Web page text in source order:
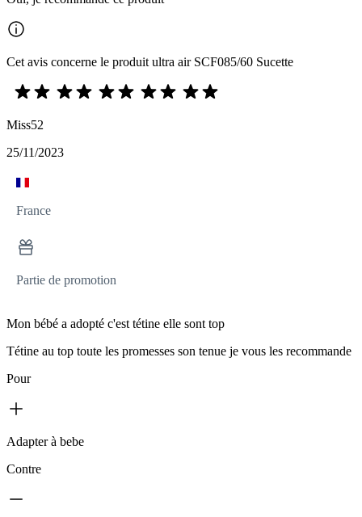
Cet avis concerne le produit ultra air SCF085/60 Sucette
Miss52
25/11/2023
France
Partie de promotion
Mon bébé a adopté c'est tétine elle sont top
Tétine au top toute les promesses son tenue je vous les recommande
Pour
Adapter à bebe
Contre